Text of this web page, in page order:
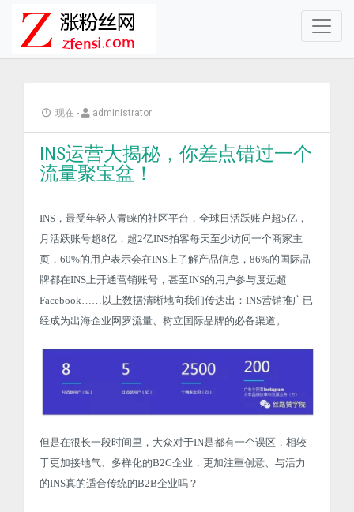
现在 - administrator
INS运营大揭秘，你差点错过一个
流量聚宝盆！
INS，最受年轻人青睐的社区平台，全球日活跃账户超5亿，
月活跃账号超8亿，超2亿INS拍客每天至少访问一个商家主
页，60%的用户表示会在INS上了解产品信息，86%的国际品
牌都在INS上开通营销账号，甚至INS的用户参与度远超
Facebook……以上数据清晰地向我们传达出：INS营销推广已
经成为出海企业网罗流量、树立国际品牌的必备渠道。
但是在很长一段时间里，大众对于IN是都有一个误区，相较
于更加接地气、多样化的B2C企业，更加注重创意、与活力
的INS真的适合传统的B2B企业吗？